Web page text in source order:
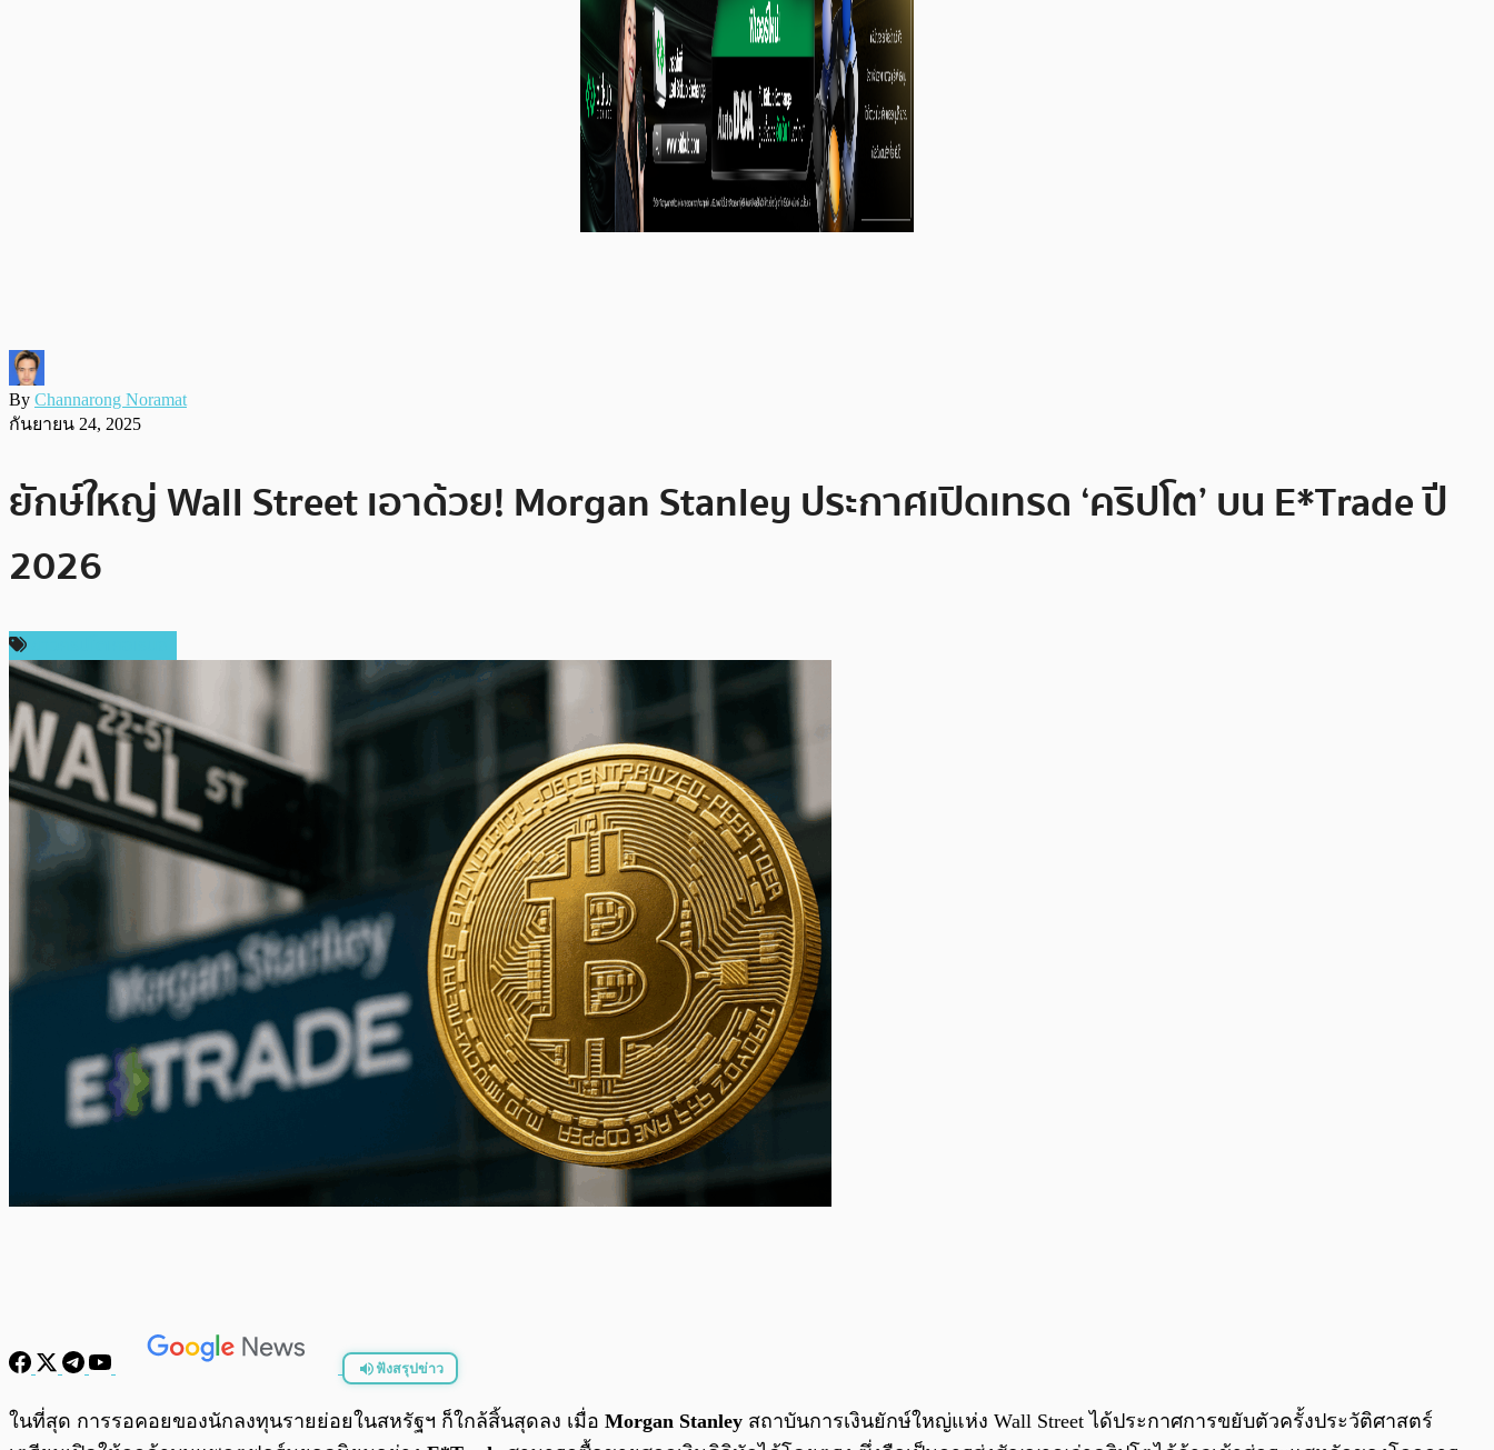
By Channarong Noramat
กันยายน 24, 2025
ยักษ์ใหญ่ Wall Street เอาด้วย! Morgan Stanley ประกาศเปิดเทรด ‘คริปโต’ บน E*Trade ปี
2026
ฟังสรุปข่าว
0:00/
ในที่สุด การรอคอยของนักลงทุนรายย่อยในสหรัฐฯ ก็ใกล้สิ้นสุดลง เมื่อ Morgan Stanley สถาบันการเงินยักษ์ใหญ่แห่ง Wall Street ได้ประกาศการขยับตัวครั้งประวัติศาสตร์